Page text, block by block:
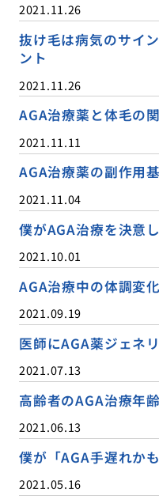
2021.11.26
抜け毛は病気のサイ
ント
2021.11.26
AGA治療薬と体毛の
2021.11.11
AGA治療薬の副作用
2021.11.04
僕がAGA治療を決意
2021.10.01
AGA治療中の体調変
2021.09.19
医師にAGA薬ジェネ
2021.07.13
高齢者のAGA治療年
2021.06.13
僕が「AGA手遅れか
2021.05.16